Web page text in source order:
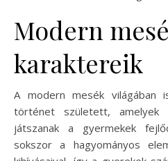
Modern
karaktereik
A modern mesék világában
történet született,
játszanak a gyermekek
sokszor a hagyományos